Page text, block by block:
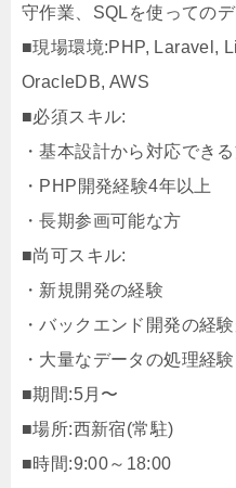
守作業、SQLを使っての
■現場環境:PHP, Laravel,
OracleDB, AWS
■必須スキル:
・基本設計から対応でき
・PHP開発経験4年以上
・長期参画可能な方
■尚可スキル:
・新規開発の経験
・バックエンド開発の経
・大量なデータの処理経験
■期間:5月〜
■場所:西新宿(常駐)
■時間:9:00～18:00